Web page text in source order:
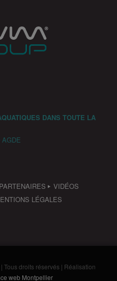
DANS TOUTE LA
PARTENAIRES
VIDÉOS
LÉGALES
Tous droits réservés | Réalisation
web Montpellier